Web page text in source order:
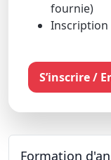
fournie)
Inscription
S’inscrire /
Formation